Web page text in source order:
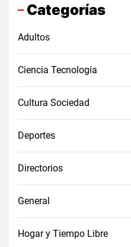
Categorías
Adultos
Ciencia Tecnología
Cultura Sociedad
Deportes
Directorios
General
Hogar y Tiempo Libre